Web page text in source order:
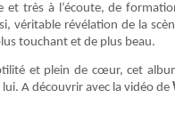
et très à l’écoute, de
véritable révélation de la
touchant et de plus beau.
et plein de cœur, cet
A découvrir avec la vidéo de